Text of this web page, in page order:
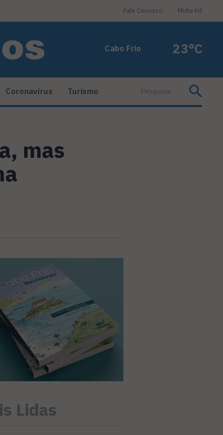
Fale Conosco Midia Kit
Cabo Frio 23°C
Coronavírus Turismo
mas
Lidas